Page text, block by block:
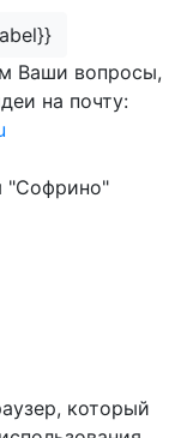
Ваши вопросы,
на почту:
"Софрино"
который